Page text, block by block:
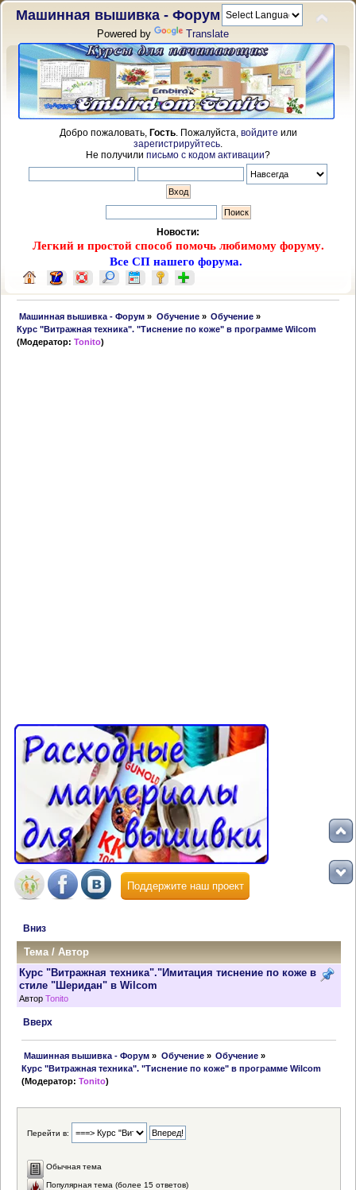
Машинная вышивка - Форум
Powered by Translate
Добро пожаловать, Гость. Пожалуйста, войдите или
зарегистрируйтесь
Не получили письмо с кодом активации?
Новости:
Легкий и простой способ помочь любимому форуму.
Все СП нашего форума.
Машинная вышивка - Форум » Обучение» Обучение »
Курс "Витражная техника". "Тиснение по коже" в программе Wilcom
(Модератор:Tonito)
Поддержите наш проект
Вниз
Тема/Автор
Курс "Витражная техника"."Имитация тиснение по коже в
стиле "Шеридан" в Wilcom
Автор Tonito
Вверх
Машинная вышивка - Форум » Обучение» Обучение »
Курс "Витражная техника". "Тиснение по коже" в программе Wilcom
(Модератор:Tonito)
Перейти в:
Обычная тема
Популярная тема (более 15 ответов)